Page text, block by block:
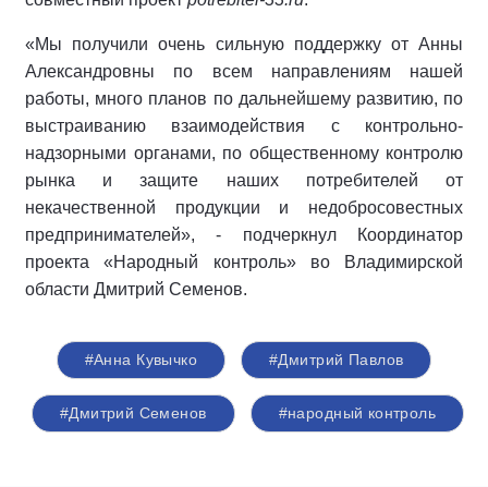
«Мы получили очень сильную поддержку от Анны
Александровны по всем направлениям нашей
работы, много планов по дальнейшему развитию, по
выстраиванию взаимодействия с контрольно-
надзорными органами, по общественному контролю
рынка и защите наших потребителей от
некачественной продукции и недобросовестных
предпринимателей», - подчеркнул Координатор
проекта «Народный контроль» во Владимирской
области Дмитрий Семенов.
#Анна Кувычко #Дмитрий Павлов
#Дмитрий Семенов #народный контроль